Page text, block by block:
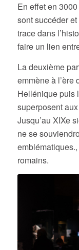
En effet en
sont succéder
trace dans
faire un lien
La deuxième
emmène à l’ère
Hellénique puis
superposent
Jusqu’au XIXe
ne se
romains.